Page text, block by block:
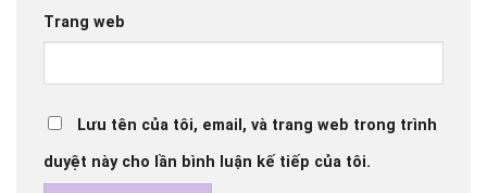
Trang web
Lưu tên của tôi, email, và trang web trong trình
duyệt này cho lần bình luận kế tiếp của tôi.